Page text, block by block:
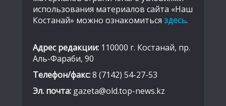
использования материалов сайта «Наш
Костанай» можно ознакомиться здесь.
Адрес редакции: 110000 г. Костанай, пр.
Аль-Фараби, 90
Телефон/факс:8 (7142) 54-27-53
Эл. почта: gazeta@old.top-news.kz